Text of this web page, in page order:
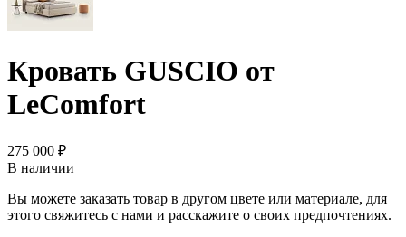
Кровать GUSCIO от
LeComfort
275 000 ₽
В наличии
Вы можете заказать товар в другом цвете или материале, для
этого свяжитесь с нами и расскажите о своих предпочтениях.